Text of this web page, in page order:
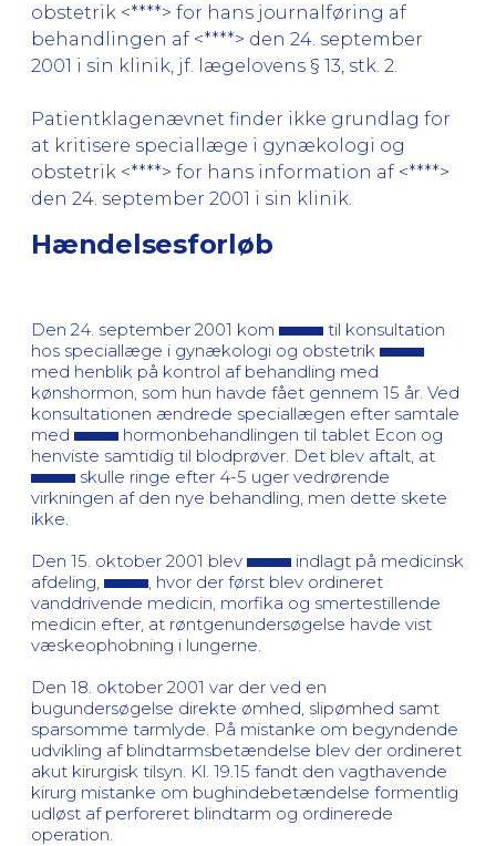
obstetrik <****> for hans journalføring af
behandlingen af <****> den 24. september
2001 i sin klinik, jf. lægelovens § 13, stk. 2.
Patientklagenævnet finder ikke grundlag for
at kritisere speciallæge i gynækologi og
obstetrik <****> for hans information af <****>
den 24. september 2001 i sin klinik.
Hændelsesforløb
Den 24. september 2001 kom
til konsultation
hos speciallæge i gynækologi og obstetrik
med henblik på kontrol af behandling med
kønshormon, som hun havde fået gennem 15 år. Ved
konsultationen ændrede speciallægen efter samtale
med
hormonbehandlingen til tablet Econ og
henviste samtidig til blodprøver. Det blev aftalt, at
skulle ringe efter 4-5 uger vedrørende
virkningen af den nye behandling, men dette skete
ikke.
Den 15. oktober 2001 blev
indlagt på medicinsk
afdeling,
, hvor der først blev ordineret
vanddrivende medicin, morfika og smertestillende
medicin efter, at røntgenundersøgelse havde vist
væskeophobning i lungerne.
Den 18. oktober 2001 var der ved en
bugundersøgelse direkte ømhed, slipømhed samt
sparsomme tarmlyde. På mistanke om begyndende
udvikling af blindtarmsbetændelse blev der ordineret
akut kirurgisk tilsyn. Kl. 19.15 fandt den vagthavende
kirurg mistanke om bughindebetændelse formentlig
udløst af perforeret blindtarm og ordinerede
operation.